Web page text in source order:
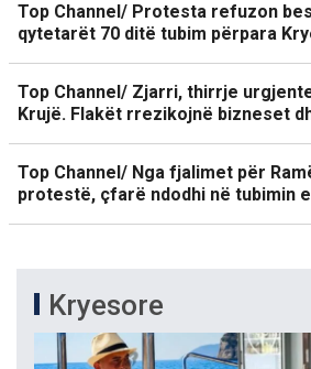
Top Channel/ Protesta refuzon
qytetarët 70 ditë tubim përpara
Top Channel/ Zjarri, thirrje
Krujë. Flakët rrezikojnë bizneset
Top Channel/ Nga fjalimet për
protestë, çfarë ndodhi në tubimin
Kryesore